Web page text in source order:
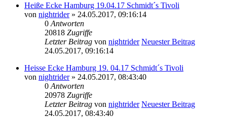
Heiße Ecke Hamburg 19.04.17 Schmidt´s Tivoli
von nightrider» 24.05.2017, 09:16:14
0 Antworten
20818 Zugriffe
Letzter Beitrag von nightrider Neuester Beitrag
24.05.2017, 09:16:14
Heisse Ecke Hamburg 19. 04.17 Schmidt´s Tivoli
von nightrider» 24.05.2017, 08:43:40
0 Antworten
20978 Zugriffe
Letzter Beitrag von nightrider Neuester Beitrag
24.05.2017, 08:43:40